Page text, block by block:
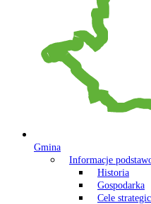
Gmina
Informacje
Historia
Gospodarka
Cele